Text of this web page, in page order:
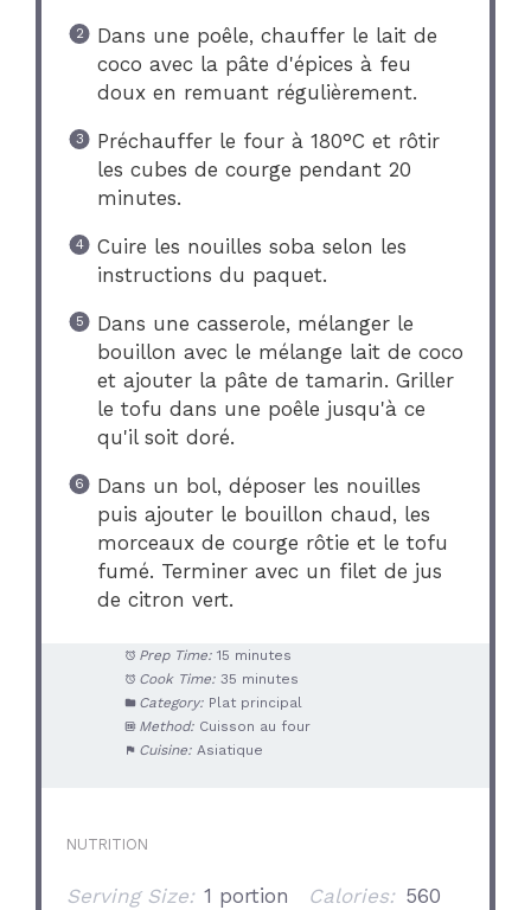
Dans une poêle, chauffer le lait de
coco avec la pâte d'épices à feu
doux en remuant régulièrement.
Préchauffer le four à 180°C et rôtir
les cubes de courge pendant 20
minutes.
Cuire les nouilles soba selon les
instructions du paquet.
Dans une casserole, mélanger le
bouillon avec le mélange lait de coco
et ajouter la pâte de tamarin. Griller
le tofu dans une poêle jusqu'à ce
qu'il soit doré.
Dans un bol, déposer les nouilles
puis ajouter le bouillon chaud, les
morceaux de courge rôtie et le tofu
fumé. Terminer avec un filet de jus
de citron vert.
Prep Time: 15 minutes
Cook Time: 35 minutes
Category: Plat principal
Method: Cuisson au four
Cuisine: Asiatique
NUTRITION
Serving Size: 1 portion Calories: 560